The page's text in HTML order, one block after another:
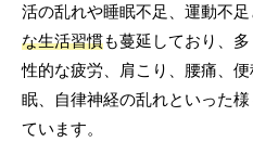
活の乱れや睡眠不足、運動不
な生活習慣も蔓延しており、
性的な疲労、肩こり、腰痛、
眠、自律神経の乱れといった様
ています。